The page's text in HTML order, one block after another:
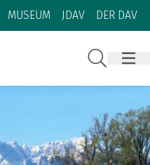
Inhalt
Footer-Navigation
MUSEUM JDAV DER DAV